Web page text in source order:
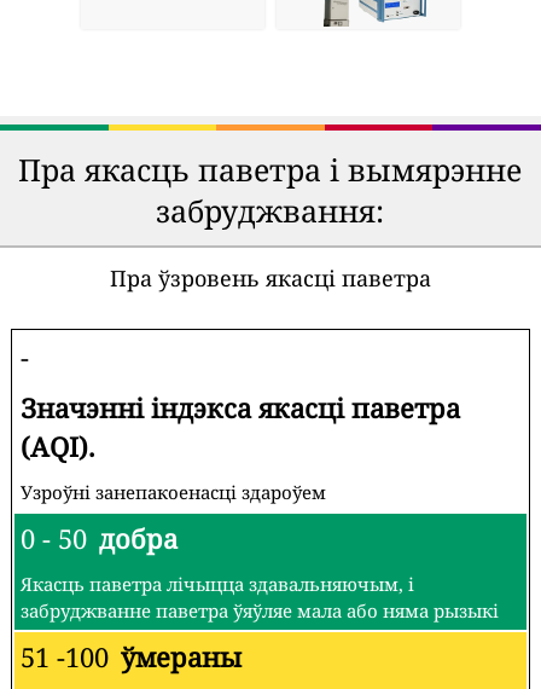
Пра якасць паветра і вымярэнне
забруджвання:
Пра ўзровень якасці паветра
-
Значэнні індэкса якасці паветра
(AQI).
Узроўні занепакоенасці здароўем
0 - 50 добра
Якасць паветра лічыцца здавальняючым, і
забруджванне паветра ўяўляе мала або няма рызыкі
51 -100 ўмераны